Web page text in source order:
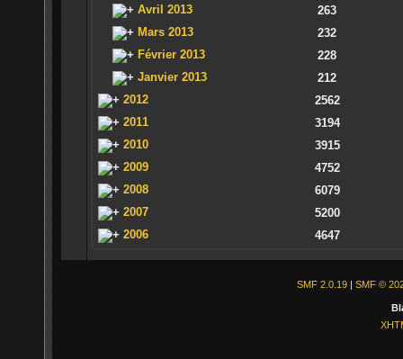
Avril 2013
263
Mars 2013
232
Février 2013
228
Janvier 2013
212
2012
2562
2011
3194
2010
3915
2009
4752
2008
6079
2007
5200
2006
4647
SMF 2.0.19| SMF ©